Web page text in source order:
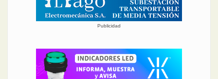
Publicidad